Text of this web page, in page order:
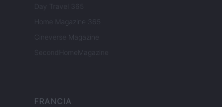
Day Travel 365
Home Magazine 365
Cineverse Magazine
SecondHomeMagazine
FRANCIA